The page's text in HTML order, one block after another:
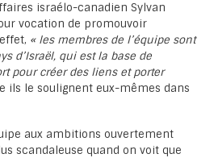
israélo-canadien Sylvan
vocation de promouvoir
« les membres de l’équipe sont
d’Israël, qui est la base de
pour créer des liens et porter
ils le soulignent eux-mêmes dans
aux ambitions ouvertement
scandaleuse quand on voit que